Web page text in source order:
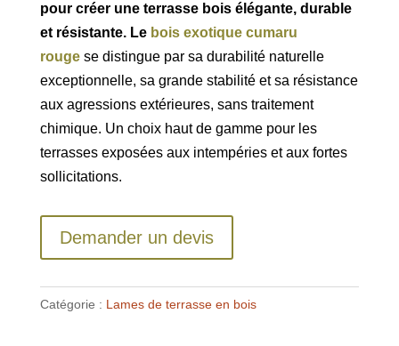
pour créer une terrasse bois élégante, durable
et résistante. Le bois exotique cumaru
rougese distingue par sa durabilité naturelle
exceptionnelle, sa grande stabilité et sa résistance
aux agressions extérieures, sans traitement
chimique. Un choix haut de gamme pour les
terrasses exposées aux intempéries et aux fortes
sollicitations.
Demander un devis
Catégorie : Lames de terrasse en bois